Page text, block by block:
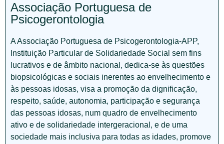
Associação Portuguesa de
Psicogerontologia
A Associação Portuguesa de Psicogerontologia-APP,
Instituição Particular de Solidariedade Social sem fins
lucrativos e de âmbito nacional, dedica-se às questões
biopsicológicas e sociais inerentes ao envelhecimento e
às pessoas idosas, visa a promoção da dignificação,
respeito, saúde, autonomia, participação e segurança
das pessoas idosas, num quadro de envelhecimento
ativo e de solidariedade intergeracional, e de uma
sociedade mais inclusiva para todas as idades, promove